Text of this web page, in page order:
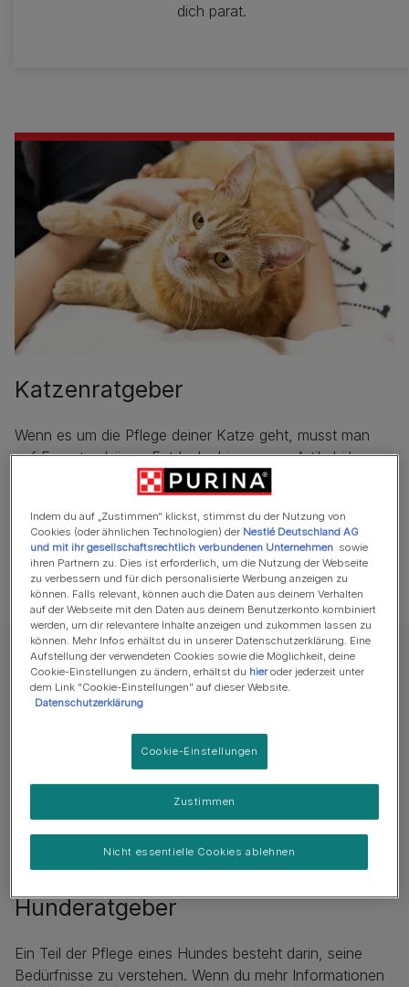
dich parat.
Katzenratgeber
Wenn es um die Pflege deiner Katze geht, musst man
auf Experten hören. Entdecke hier unsere Artikel über
Katzenernährung, -Verhalten, -Entwicklung, -Gesundheit
Alle Artikel ansehen
Hunderatgeber
Ein Teil der Pflege eines Hundes besteht darin, seine
Bedürfnisse zu verstehen. Wenn du mehr Informationen
Indem du auf „Zustimmen“ klickst, stimmst du der Nutzung von
Cookies (oder ähnlichen Technologien) der Nestlé Deutschland AG
und mit ihr gesellschaftsrechtlich verbundenen Unternehmen sowie
ihren Partnern zu. Dies ist erforderlich, um die Nutzung der Webseite
zu verbessern und für dich personalisierte Werbung anzeigen zu
können. Falls relevant, können auch die Daten aus deinem Verhalten
auf der Webseite mit den Daten aus deinem Benutzerkonto kombiniert
werden, um dir relevantere Inhalte anzeigen und zukommen lassen zu
können. Mehr Infos erhältst du in unserer Datenschutzerklärung. Eine
Aufstellung der verwendeten Cookies sowie die Möglichkeit, deine
Cookie-Einstellungen zu ändern, erhältst du hieroder jederzeit unter
dem Link "Cookie-Einstellungen" auf dieser Website.
Datenschutzerklärung
Cookie-Einstellungen
Nicht essentielle Cookies ablehnen
Zustimmen